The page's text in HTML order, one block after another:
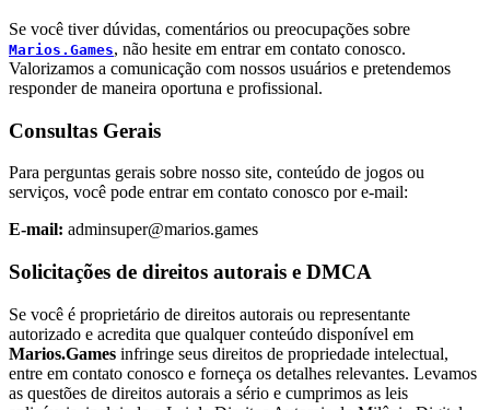
Se você tiver dúvidas, comentários ou preocupações sobre
Marios.Games, não hesite em entrar em contato conosco.
Valorizamos a comunicação com nossos usuários e pretendemos
responder de maneira oportuna e profissional.
Consultas Gerais
Para perguntas gerais sobre nosso site, conteúdo de jogos ou
serviços, você pode entrar em contato conosco por e-mail:
E-mail: adminsuper@marios.games
Solicitações de direitos autorais e DMCA
Se você é proprietário de direitos autorais ou representante
autorizado e acredita que qualquer conteúdo disponível em
Marios.Games infringe seus direitos de propriedade intelectual,
entre em contato conosco e forneça os detalhes relevantes. Levamos
as questões de direitos autorais a sério e cumprimos as leis